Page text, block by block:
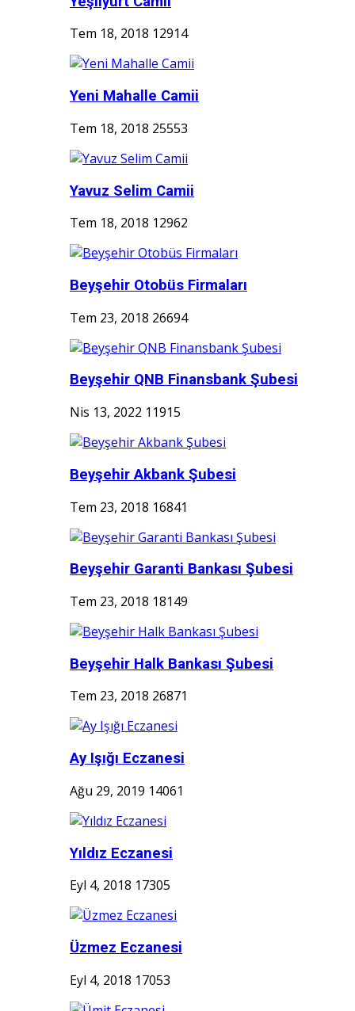
Tem 18, 2018 12914
Yeni Mahalle Camii
Tem 18, 2018 25553
Yavuz Selim Camii
Tem 18, 2018 12962
Beyşehir Otobüs Firmaları
Tem 23, 2018 26694
Beyşehir QNB Finansbank Şubesi
Nis 13, 2022 11915
Beyşehir Akbank Şubesi
Tem 23, 2018 16841
Beyşehir Garanti Bankası Şubesi
Tem 23, 2018 18149
Beyşehir Halk Bankası Şubesi
Tem 23, 2018 26871
Ay Işığı Eczanesi
Ağu 29, 2019 14061
Yıldız Eczanesi
Eyl 4, 2018 17305
Üzmez Eczanesi
Eyl 4, 2018 17053